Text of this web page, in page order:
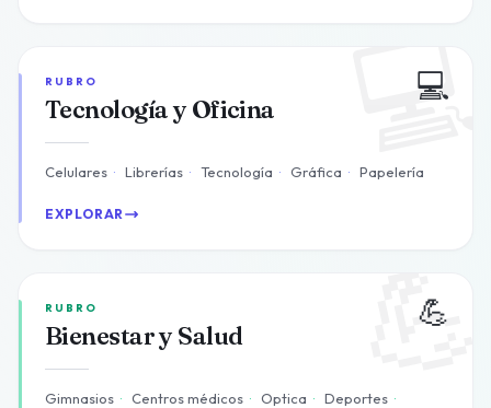
💻
RUBRO
Tecnología y Oficina
Celulares · Librerías · Tecnología · Gráfica · Papelería
EXPLORAR
💪
RUBRO
Bienestar y Salud
Gimnasios · Centros médicos · Optica · Deportes ·